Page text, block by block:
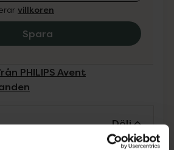
villkoren
Spara
PHILIPS Avent
Dölj